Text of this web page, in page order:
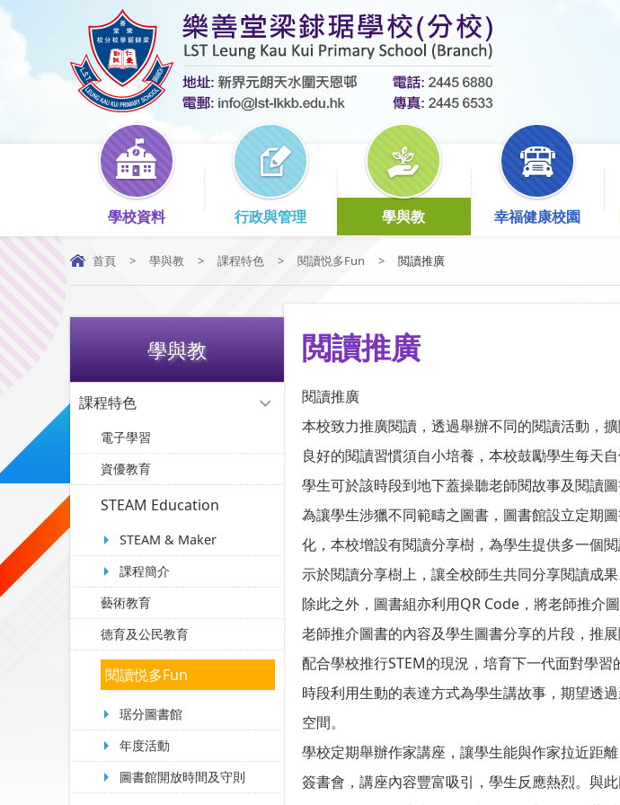
學校資料 行政與管理 學與教 幸福健康校園
首頁 > 學與教 > 課程特色 > 閱讀悦多Fun > 閲讀推廣
閲讀推廣
閱讀推廣
本校致力推廣閱讀，透過舉辦不同的閱讀活動，
良好的閱讀習慣須自小培養，本校鼓勵學生每天
學生可於該時段到地下蓋操聽老師閱故事及閱讀
為讓學生涉獵不同範疇之圖書，圖書館設立定期
化，本校增設有閱讀分享樹，為學生提供多一個
示於閱讀分享樹上，讓全校師生共同分享閱讀成果
除此之外，圖書組亦利用QR Code，將老師推介
老師推介圖書的內容及學生圖書分享的片段，推展
配合學校推行STEM的現況，培育下一代面對學
時段利用生動的表達方式為學生講故事，期望透
空間。
學校定期舉辦作家講座，讓學生能與作家拉近距
簽書會，講座內容豐富吸引，學生反應熱烈。與
學與教
課程特色
電子學習
資優教育
STEAM Education
STEAM & Maker
課程簡介
藝術教育
德育及公民教育
閱讀悦多Fun
琚分圖書館
年度活動
圖書館開放時間及守則